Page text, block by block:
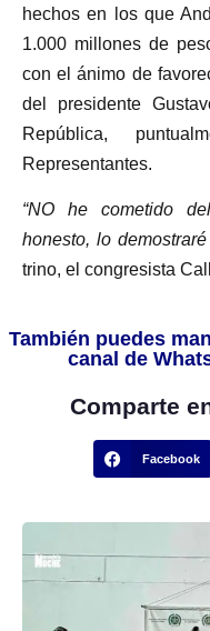
hechos en los que
1.000 millones de
con el ánimo de
del presidente
República,
Representantes.
“NO he cometido
honesto, lo
trino, el congresista
También puedes
canal de
Comparte
Facebook